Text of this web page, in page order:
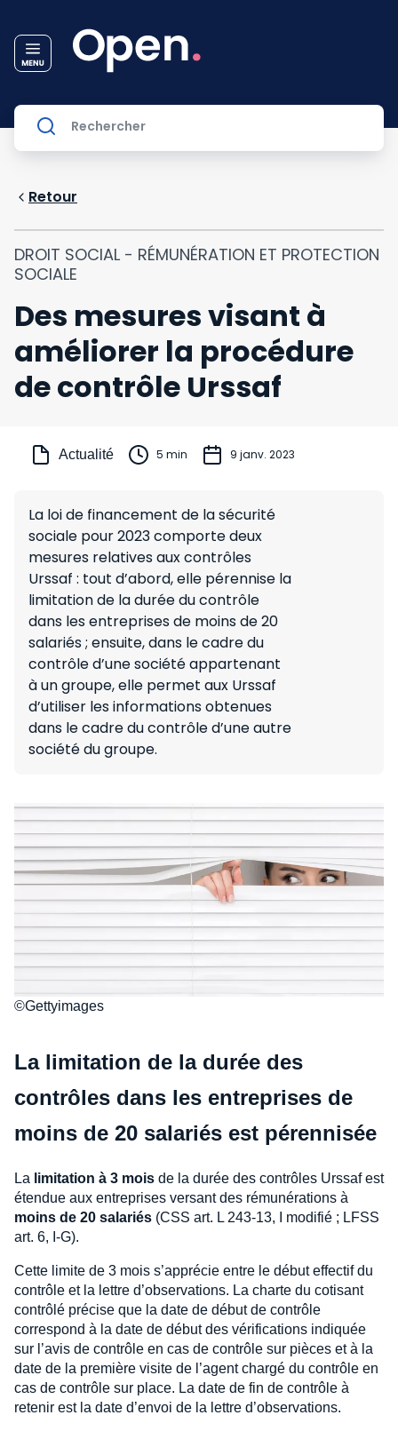
Retour
DROIT SOCIAL - RÉMUNÉRATION ET PROTECTION
SOCIALE
Des mesures visant à
améliorer la procédure
de contrôle Urssaf
Actualité 5 min 9 janv. 2023
La loi de financement de la sécurité
sociale pour 2023 comporte deux
mesures relatives aux contrôles
Urssaf : tout d’abord, elle pérennise la
limitation de la durée du contrôle
dans les entreprises de moins de 20
salariés ; ensuite, dans le cadre du
contrôle d’une société appartenant
à un groupe, elle permet aux Urssaf
d’utiliser les informations obtenues
dans le cadre du contrôle d’une autre
société du groupe.
©Gettyimages
La limitation de la durée des
contrôles dans les entreprises de
moins de 20 salariés est pérennisée
La limitation à 3 mois de la durée des contrôles Urssaf est
étendue aux entreprises versant des rémunérations à
moins de 20 salariés (CSS art. L 243-13, I modifié ; LFSS
art. 6, I-G).
Cette limite de 3 mois s’apprécie entre le début effectif du
contrôle et la lettre d’observations. La charte du cotisant
contrôlé précise que la date de début de contrôle
correspond à la date de début des vérifications indiquée
sur l’avis de contrôle en cas de contrôle sur pièces et à la
date de la première visite de l’agent chargé du contrôle en
cas de contrôle sur place. La date de fin de contrôle à
retenir est la date d’envoi de la lettre d’observations.